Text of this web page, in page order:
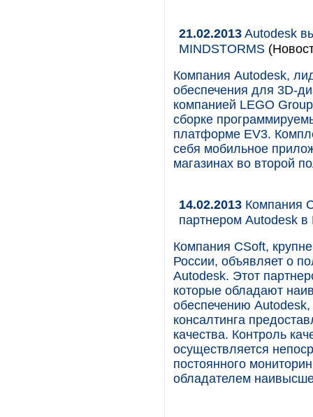
21.02.2013Autodesk
MINDSTORMS
Компания Autodesk,
обеспечения для 3D-
компанией LEGO
сборке
платформе EV3.
себя мобильное
магазинах во второй
14.02.2013 Компания
партнером Autodesk в
Компания CSoft,
России, объявляет о
Autodesk. Этот
которые обладают
обеспечению
консалтинга
качества. Контроль
осуществляется
постоянного
обладателем